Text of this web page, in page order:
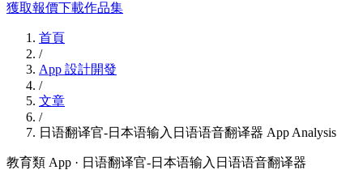
獲取報價下載作品集
首頁
/
App 設計開發
/
文章
/
日语翻译官-日本语输入日语语音翻译器 App Analysis
教育類 App · 日语翻译官-日本语输入日语语音翻译器